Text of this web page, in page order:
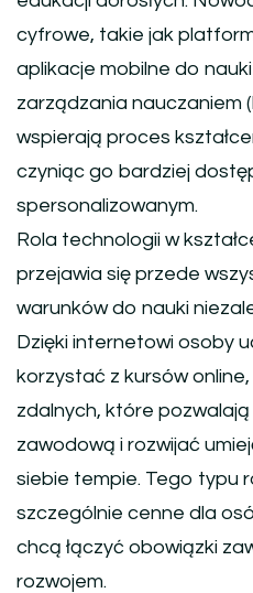
cyfrowe, takie jak
aplikacje mobilne do
zarządzania nauczaniem
wspierają proces
czyniąc go bardziej
spersonalizowanym.
Rola technologii w
przejawia się przede
warunków do nauki
Dzięki internetowi osoby
korzystać z kursów
zdalnych, które pozwalają
zawodową i rozwijać
siebie tempie. Tego typu
szczególnie cenne dla
chcą łączyć obowiązki
rozwojem.